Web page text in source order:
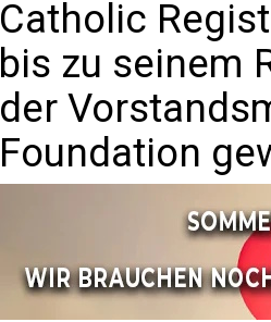
Catholic
bis zu seinem
der
Foundation